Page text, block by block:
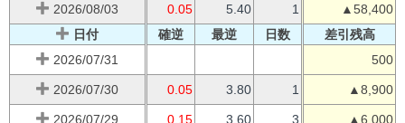
2026/08/03 0.05 5.40 1
▲58,400
日付
確逆 最逆 日数
差引残高
2026/07/31
500
2026/07/30 0.05 3.80 1 ▲8,900
2026/07/29 0.15 3.60 3 ▲6,000